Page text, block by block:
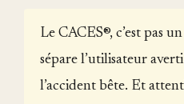
Le CACES®, c’est pas
sépare l’utilisateur
l’accident bête. Et